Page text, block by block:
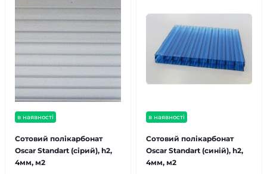
в наявності
Сотовий полікарбонат
Oscar Standart (сірий), h2,
4мм, м2
в наявності
Сотовий полікарбонат
Oscar Standart (синій), h2,
4мм, м2